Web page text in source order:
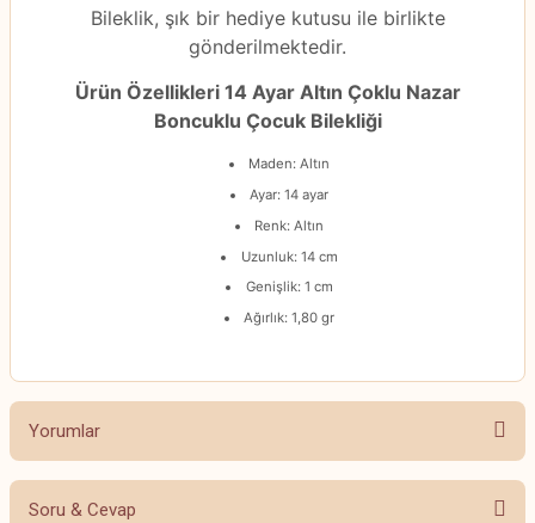
Bileklik, şık bir hediye kutusu ile birlikte
gönderilmektedir.
Ürün Özellikleri 14 Ayar Altın Çoklu Nazar
Boncuklu Çocuk Bilekliği
Maden: Altın
Ayar: 14 ayar
Renk: Altın
Uzunluk: 14 cm
Genişlik: 1 cm
Ağırlık: 1,80 gr
Yorumlar
Soru & Cevap